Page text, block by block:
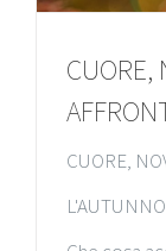
CUORE,
CUORE,